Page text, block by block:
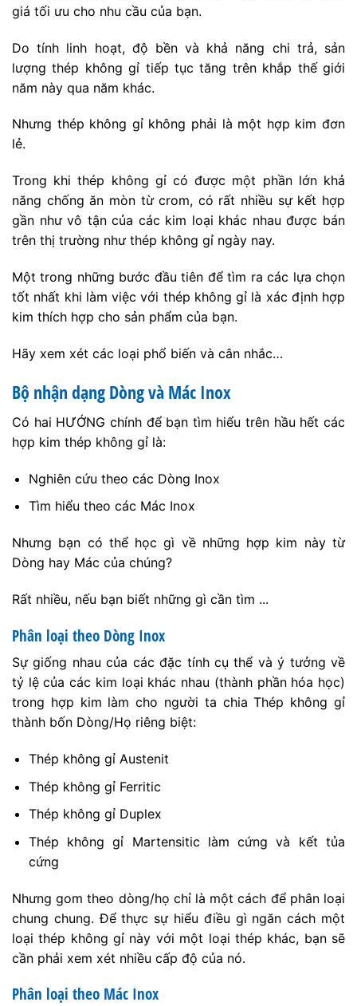
giá tối ưu cho nhu cầu của bạn.
Do tính linh hoạt, độ bền và khả năng chi trả, sản
lượng thép không gỉ tiếp tục tăng trên khắp thế giới
năm này qua năm khác.
Nhưng thép không gỉ không phải là một hợp kim đơn
lẻ.
Trong khi thép không gỉ có được một phần lớn khả
năng chống ăn mòn từ crom, có rất nhiều sự kết hợp
gần như vô tận của các kim loại khác nhau được bán
trên thị trường như thép không gỉ ngày nay.
Một trong những bước đầu tiên để tìm ra các lựa chọn
tốt nhất khi làm việc với thép không gỉ là xác định hợp
kim thích hợp cho sản phẩm của bạn.
Hãy xem xét các loại phổ biến và cân nhắc…
Bộ nhận dạng Dòng và Mác Inox
Có hai HƯỚNG chính để bạn tìm hiểu trên hầu hết các
hợp kim thép không gỉ là:
Nghiên cứu theo các Dòng Inox
Tìm hiểu theo các Mác Inox
Nhưng bạn có thể học gì về những hợp kim này từ
Dòng hay Mác của chúng?
Rất nhiều, nếu bạn biết những gì cần tìm ...
Phân loại theo Dòng Inox
Sự giống nhau của các đặc tính cụ thể và ý tưởng về
tỷ lệ của các kim loại khác nhau (thành phần hóa học)
trong hợp kim làm cho người ta chia Thép không gỉ
thành bốn Dòng/Họ riêng biệt:
Thép không gỉ Austenit
Thép không gỉ Ferritic
Thép không gỉ Duplex
Thép không gỉ Martensitic làm cứng và kết tủa
cứng
Nhưng gom theo dòng/họ chỉ là một cách để phân loại
chung chung. Để thực sự hiểu điều gì ngăn cách một
loại thép không gỉ này với một loại thép khác, bạn sẽ
cần phải xem xét nhiều cấp độ của nó.
Phân loại theo Mác Inox